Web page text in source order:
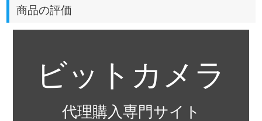
商品の評価
ビットカメラ
代理購入専門サイト